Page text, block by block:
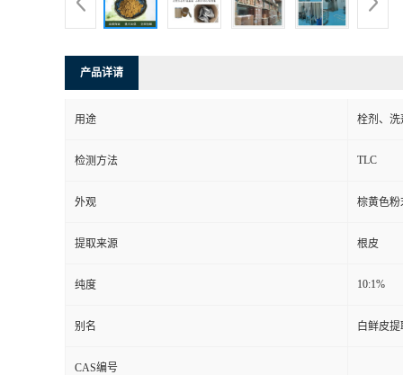
产品详请
用途 栓剂、洗
检测方法 TLC
外观 棕黄色粉
提取来源 根皮
纯度 10:1%
别名 白鲜皮
CAS编号